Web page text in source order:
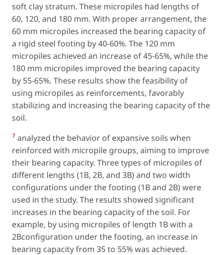
soft clay stratum. These micropiles had lengths of
60, 120, and 180 mm. With proper arrangement, the
60 mm micropiles increased the bearing capacity of
a rigid steel footing by 40-60%. The 120 mm
micropiles achieved an increase of 45-65%, while the
180 mm micropiles improved the bearing capacity
by 55-65%. These results show the feasibility of
using micropiles as reinforcements, favorably
stabilizing and increasing the bearing capacity of the
soil.
7 analyzed the behavior of expansive soils when
reinforced with micropile groups, aiming to improve
their bearing capacity. Three types of micropiles of
different lengths (1B, 2B, and 3B) and two width
configurations under the footing (1B and 2B) were
used in the study. The results showed significant
increases in the bearing capacity of the soil. For
example, by using micropiles of length 1B with a
2Bconfiguration under the footing, an increase in
bearing capacity from 35 to 55% was achieved.